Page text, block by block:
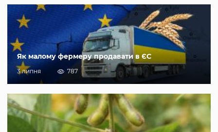
Як малому фермеру продавати в ЄС
3 липня 787